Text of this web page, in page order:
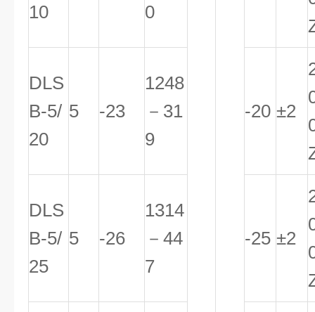
10
0
DLS
B-5/
20
5 -23
1248
－31
9
-20 ±2
DLS
B-5/
25
5 -26
1314
－44
7
-25 ±2